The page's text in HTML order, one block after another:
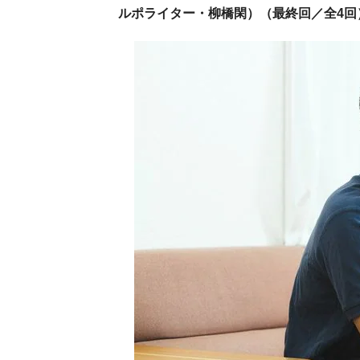
ルポライター・柳橋閑）（最終回／全4回